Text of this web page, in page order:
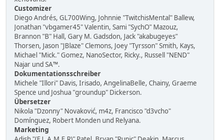
Customizer
Diego Andrés, GL700Wing, Johnnie "TwitchisMental" Ballew,
Jonathan "vbgamer45" Valentin, Sami "SychO" Mazouz,
Brannon "B" Hall, Gary M. Gadsdon, Jack "akabugeyes"
Thorsen, Jason "JBlaze" Clemons, Joey "Tyrsson" Smith, Kays,
Michael "Mick." Gomez, NanoSector, Ricky., Russell "NEND"
Najar und SA™.
Dokumentationsschreiber
Michele "Illori" Davis, Irisado, AngelinaBelle, Chainy, Graeme
Spence und Joshua "groundup" Dickerson.
Übersetzer
Nikola "Dzonny" Novaković, m4z, Francisco "d3vcho"
Domínguez, Robert Monden und Relyana.
Marketing